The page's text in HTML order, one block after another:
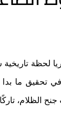
لحظة تاريخية
تحقيق ما
الظلام،